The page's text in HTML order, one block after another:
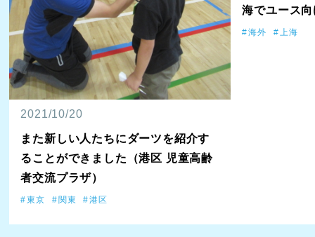
2021/10/20
また新しい人たちにダーツを紹介す
ることができました（港区 児童高齢
者交流プラザ）
東京 関東 港区
海でユース
海外 上海